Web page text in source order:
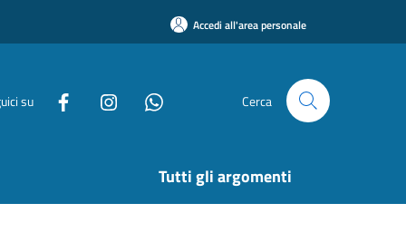
Accedi all'area personale
su Cerca
Tutti gli argomenti